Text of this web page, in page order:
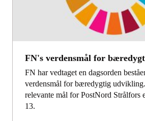
FN's verdensmål for
FN har vedtaget en dagsorden
verdensmål for bæredygtig
relevante mål for PostNord Strålfors
13.